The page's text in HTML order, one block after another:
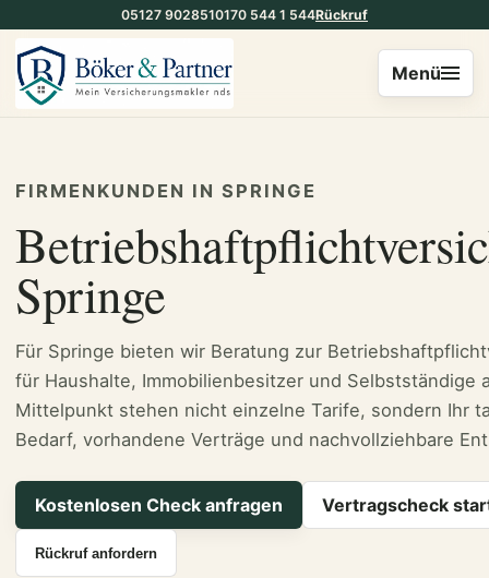
05127 9028510170 544 1 544Rückruf
Menü
FIRMENKUNDEN IN SPRINGE
Springe
Für Springe bieten wir Beratung zur
für Haushalte, Immobilienbesitzer und Selbstständige
Mittelpunkt stehen nicht einzelne Tarife, sondern Ihr
Bedarf, vorhandene Verträge und nachvollziehbare
Kostenlosen Check anfragen Vertragscheck
Rückruf anfordern